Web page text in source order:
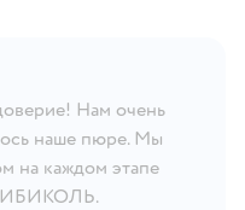
Нам очень
наше пюре. Мы
на каждом этапе
БИБИКОЛЬ.